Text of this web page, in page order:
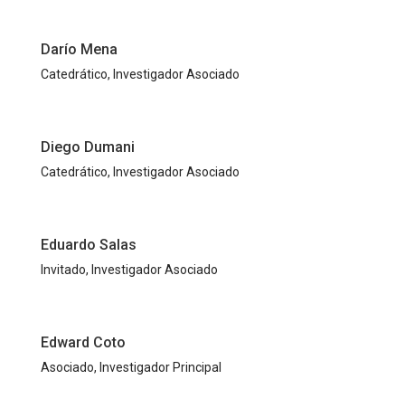
Darío Mena
Catedrático, Investigador Asociado
Diego Dumani
Catedrático, Investigador Asociado
Eduardo Salas
Invitado, Investigador Asociado
Edward Coto
Asociado, Investigador Principal